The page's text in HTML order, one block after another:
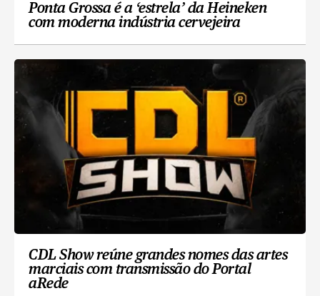
Ponta Grossa é a ‘estrela’ da Heineken
com moderna indústria cervejeira
CDL Show reúne grandes nomes das artes
marciais com transmissão do Portal
aRede